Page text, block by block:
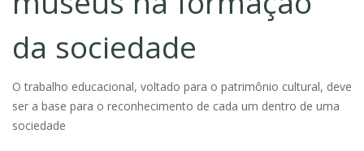
da sociedade
O trabalho educacional, voltado para o patrimônio cultural, deve
ser a base para o reconhecimento de cada um dentro de uma
sociedade